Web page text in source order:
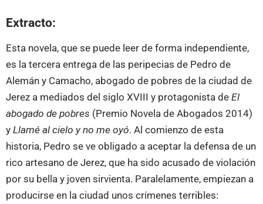
Extracto:
Esta novela, que se puede leer de forma independiente,
es la tercera entrega de las peripecias de Pedro de
Alemán y Camacho, abogado de pobres de la ciudad de
Jerez a mediados del siglo XVIII y protagonista de El
abogado de pobres (Premio Novela de Abogados 2014)
y Llamé al cielo y no me oyó. Al comienzo de esta
historia, Pedro se ve obligado a aceptar la defensa de un
rico artesano de Jerez, que ha sido acusado de violación
por su bella y joven sirvienta. Paralelamente, empiezan a
producirse en la ciudad unos crímenes terribles: